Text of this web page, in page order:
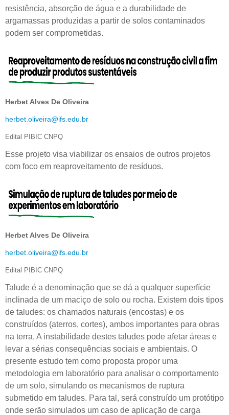
resistência, absorção de água e a durabilidade de
argamassas produzidas a partir de solos contaminados
podem ser comprometidas.
Herbet Alves De Oliveira
herbet.oliveira@ifs.edu.br
Edital PIBIC CNPQ
Esse projeto visa viabilizar os ensaios de outros projetos
com foco em reaproveitamento de resíduos.
Herbet Alves De Oliveira
herbet.oliveira@ifs.edu.br
Edital PIBIC CNPQ
Talude é a denominação que se dá a qualquer superfície
inclinada de um maciço de solo ou rocha. Existem dois tipos
de taludes: os chamados naturais (encostas) e os
construídos (aterros, cortes), ambos importantes para obras
na terra. A instabilidade destes taludes pode afetar áreas e
levar a sérias consequências sociais e ambientais. O
presente estudo tem como proposta propor uma
metodologia em laboratório para analisar o comportamento
de um solo, simulando os mecanismos de ruptura
submetido em taludes. Para tal, será construído um protótipo
onde serão simulados um caso de aplicação de carga